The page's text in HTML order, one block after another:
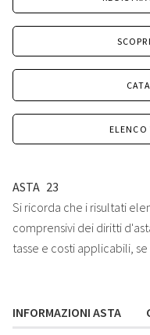
ELENCO
ASTA 23
Si ricorda che i risultati
comprensivi dei diritti
tasse e costi applicabili,
INFORMAZIONI ASTA